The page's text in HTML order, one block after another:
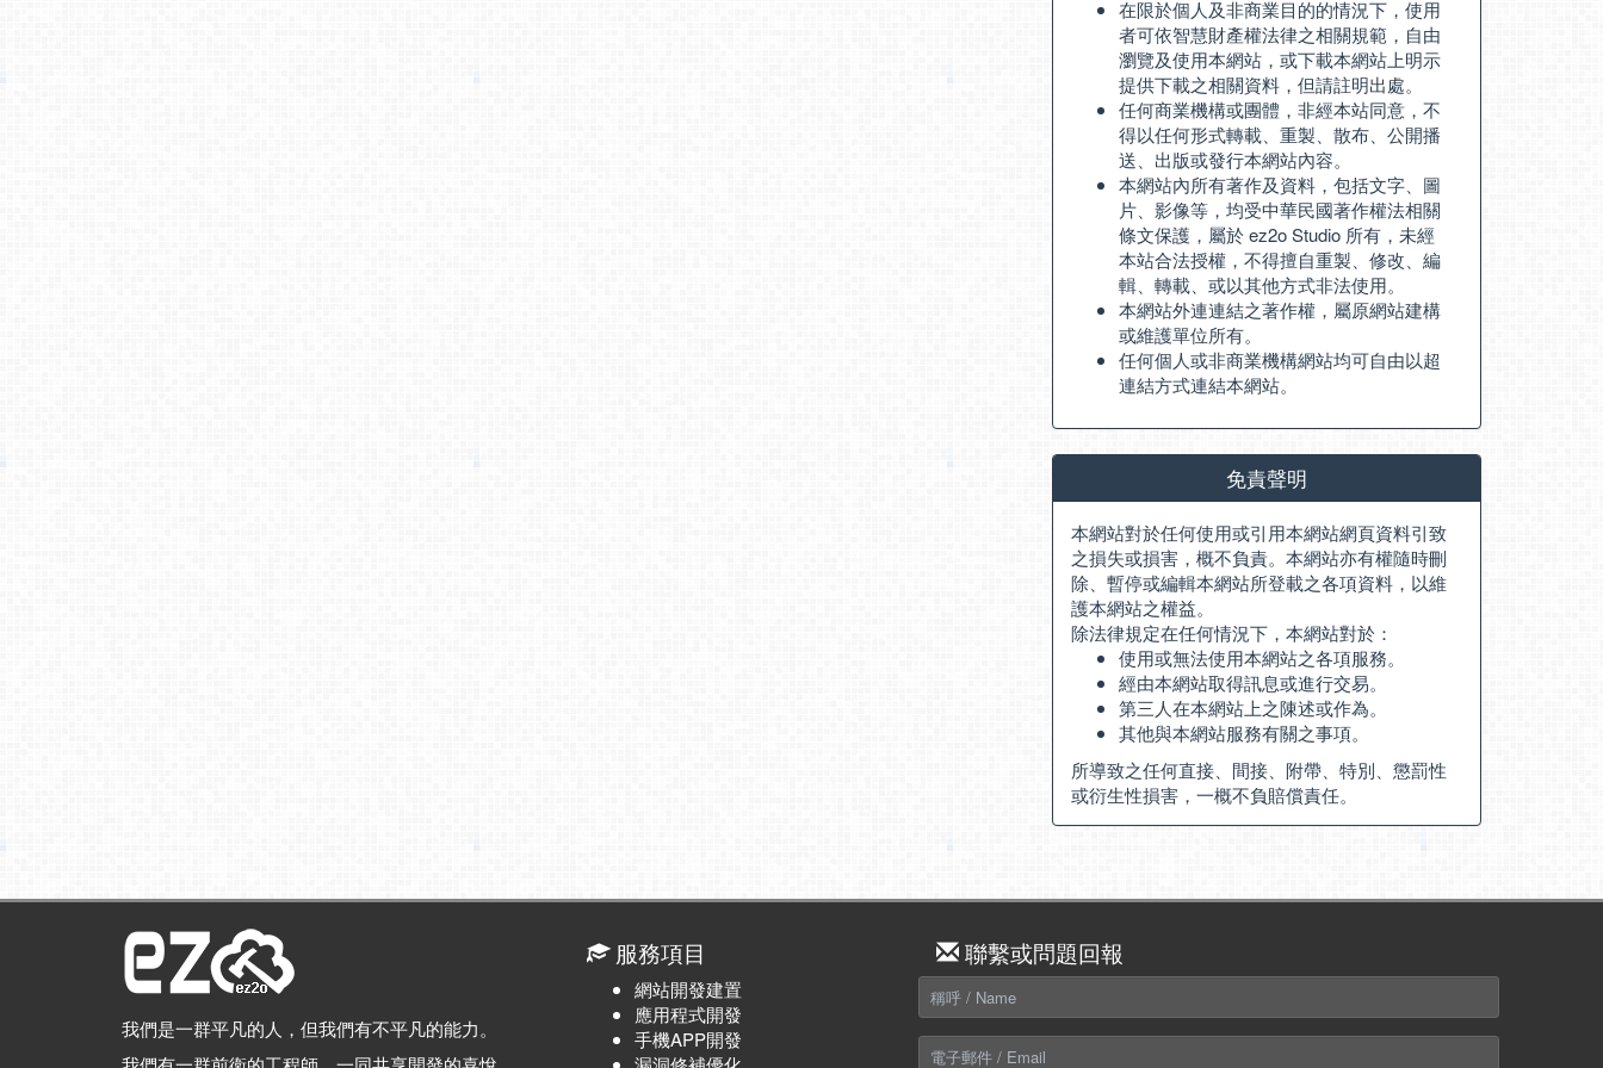
在限於個人及非商業目的的情況下，使用
者可依智慧財產權法律之相關規範，自由
瀏覽及使用本網站，或下載本網站上明示
提供下載之相關資料，但請註明出處。
任何商業機構或團體，非經本站同意，不
得以任何形式轉載、重製、散布、公開播
送、出版或發行本網站內容。
本網站內所有著作及資料，包括文字、圖
片、影像等，均受中華民國著作權法相關
條文保護，屬於 ez2o Studio 所有，未經
本站合法授權，不得擅自重製、修改、編
輯、轉載、或以其他方式非法使用。
本網站外連連結之著作權，屬原網站建構
或維護單位所有。
任何個人或非商業機構網站均可自由以超
連結方式連結本網站。
免責聲明
本網站對於任何使用或引用本網站網頁資料引致
之損失或損害，概不負責。本網站亦有權隨時刪
除、暫停或編輯本網站所登載之各項資料，以維
護本網站之權益。
除法律規定在任何情況下，本網站對於：
使用或無法使用本網站之各項服務。
經由本網站取得訊息或進行交易。
第三人在本網站上之陳述或作為。
其他與本網站服務有關之事項。
所導致之任何直接、間接、附帶、特別、懲罰性
或衍生性損害，一概不負賠償責任。
我們是一群平凡的人，但我們有不平凡的能力。
服務項目
網站開發建置
應用程式開發
手機APP開發
聯繫或問題回報